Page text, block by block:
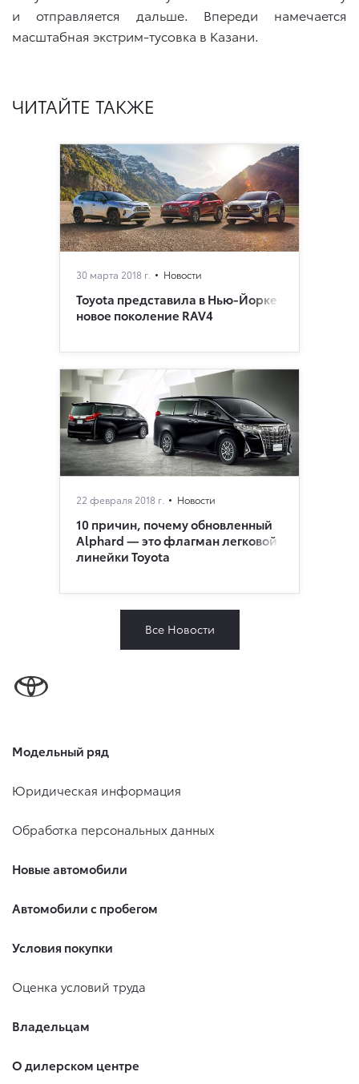
и отправляется дальше. Впереди намечается
масштабная экстрим-тусовка в Казани.
ЧИТАЙТЕ ТАКЖЕ
30 марта 2018 г. Новости
Toyota представила в Нью-Йорке
новое поколение RAV4
22 февраля 2018 г. Новости
10 причин, почему обновленный
Alphard — это флагман легковой
линейки Toyota
Все Новости
Модельный ряд
Юридическая информация
Обработка персональных данных
Новые автомобили
Автомобили с пробегом
Условия покупки
Оценка условий труда
Владельцам
О дилерском центре